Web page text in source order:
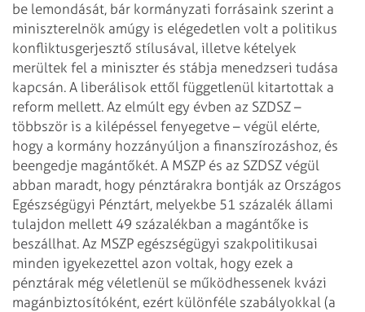
be lemondását, bár kormányzati forrásaink szerint a
miniszterelnök amúgy is elégedetlen volt a politikus
konfliktusgerjesztő stílusával, illetve kételyek
merültek fel a miniszter és stábja menedzseri tudása
kapcsán. A liberálisok ettől függetlenül kitartottak a
reform mellett. Az elmúlt egy évben az SZDSZ –
többször is a kilépéssel fenyegetve – végül elérte,
hogy a kormány hozzányúljon a finanszírozáshoz, és
beengedje magántőkét. A MSZP és az SZDSZ végül
abban maradt, hogy pénztárakra bontják az Országos
Egészségügyi Pénztárt, melyekbe 51 százalék állami
tulajdon mellett 49 százalékban a magántőke is
beszállhat. Az MSZP egészségügyi szakpolitikusai
minden igyekezettel azon voltak, hogy ezek a
pénztárak még véletlenül se működhessenek kvázi
magánbiztosítóként, ezért különféle szabályokkal (a